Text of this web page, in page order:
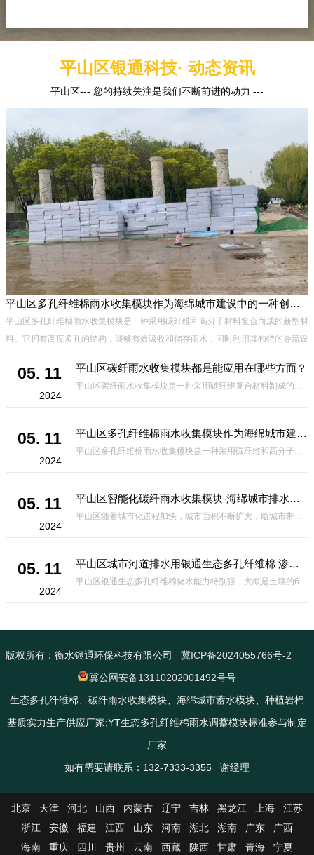
平山区银通科技· 动态资讯
平山区--- 您的持续关注是我们不断前进的动力 ---
平山区多孔纤维棉雨水收集模块作为海绵城市建设中的一种创新材料
平山区多孔纤维棉雨水收集模块是一种采用碳纤维和高分子材料复合而成的新型材
料。它拥有高度多孔的结构，能够有效吸收和储存雨水，同时利用其独特的导流设
05. 11
2024
平山区碳纤雨水收集模块都是能应用在哪些方面？
平山区碳纤雨水收集模块是一种采用碳纤维复合材料制成的雨水收集装置，具有*、环保、可持续等诸多优点。这种模块的设计独特，结构轻巧且强度高，耐腐蚀，能够在各种环境条件下稳定运行。其广泛的应用领域不仅体现在城市规
05. 11
2024
平山区多孔纤维棉雨水收集模块作为海绵城市建设中的一种创新材料
平山区多孔纤维棉雨水收集模块是一种采用碳纤维和高分子材料复合而成的新型材料。它拥有高度多孔的结构，能够有效吸收和储存雨水，同时利用其独特的导流设计，将雨水迅速排出，有效防止城市内涝的发生。此外，该材料还具有
05. 11
2024
平山区智能化碳纤雨水收集模块-海绵城市排水蓄水系统的优选项
平山区随着城市化进程加快，城市面积不断扩大，给城市带来的问题也随之增加。其中之一就是水资源的短缺。雨水收集是一种解决城市水资源短缺的有效途径。在雨水收集技术中，智能化碳纤雨水收集模块的出现，为解决城市水资源
05. 11
2024
平山区城市河道排水用银通生态多孔纤维棉 渗透性好重量轻
平山区银通生态多孔纤维棉储水能力特别强，大概是土壤的6倍，所以在下暴雨或者是严重的雨雪天气时，能将降水量很好的吸收掉，到了天气晴朗之后又会将这些水分蒸发到空气中。这种材料在绿化环保上能起到很大的作用，能够大
版权所有：衡水银通环保科技有限公司
冀ICP备2024055766号-2
冀公网安备13110202001492号号
生态多孔纤维棉、碳纤雨水收集模块、海绵城市蓄水模块、种植岩棉
基质实力生产供应厂家;YT生态多孔纤维棉雨水调蓄模块标准参与制定
厂家
如有需要请联系：132-7333-3355 谢经理
北京 天津 河北 山西 内蒙古 辽宁 吉林 黑龙江 上海
江苏
浙江
安徽 福建 江西 山东 河南 湖北 湖南 广东
广西
海南
重庆 四川 贵州 云南 西藏 陕西 甘肃 青海 宁夏